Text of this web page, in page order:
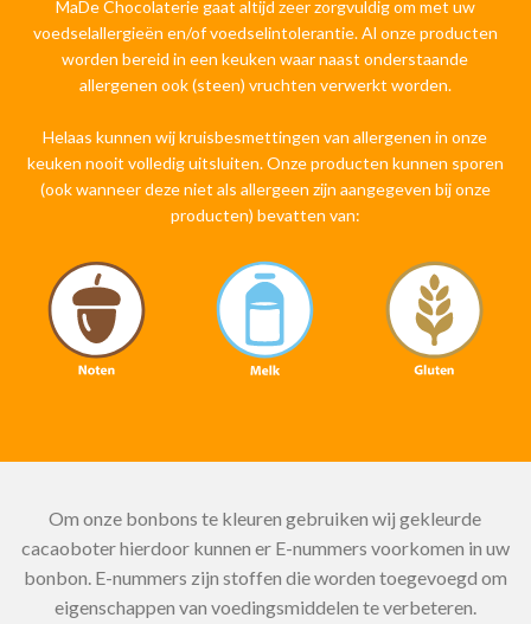
MaDe Chocolaterie gaat altijd zeer zorgvuldig om met uw
voedselallergieën en/of voedselintolerantie. Al onze producten
worden bereid in een keuken waar naast onderstaande
allergenen ook (steen) vruchten verwerkt worden.
Helaas kunnen wij kruisbesmettingen van allergenen in onze
keuken nooit volledig uitsluiten. Onze producten kunnen sporen
(ook wanneer deze niet als allergeen zijn aangegeven bij onze
producten) bevatten van:
Om onze bonbons te kleuren gebruiken wij gekleurde
cacaoboter hierdoor kunnen er E-nummers voorkomen in uw
bonbon. E-nummers zijn stoffen die worden toegevoegd om
eigenschappen van voedingsmiddelen te verbeteren.